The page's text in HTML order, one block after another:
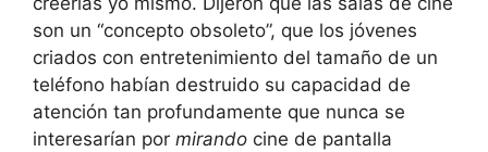
son un “concepto obsoleto”, que los jóvenes
criados con entretenimiento del tamaño de un
teléfono habían destruido su capacidad de
atención tan profundamente que nunca se
interesarían por mirando cine de pantalla